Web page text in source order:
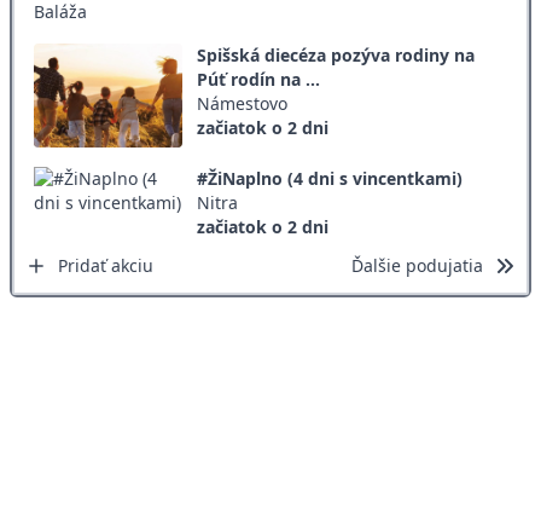
Spišská diecéza pozýva rodiny na
Púť rodín na ...
Námestovo
začiatok o 2 dni
#ŽiNaplno (4 dni s vincentkami)
Nitra
začiatok o 2 dni
Pridať akciu
Ďalšie podujatia